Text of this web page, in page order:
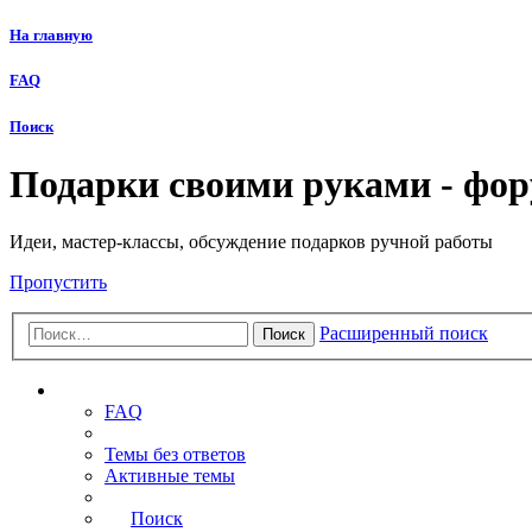
На главную
FAQ
Поиск
Подарки своими руками -
Идеи, мастер-классы, обсуждение подарков ручной работы
Пропустить
Поиск Расширенный поиск
FAQ
Темы без ответов
Активные темы
Поиск